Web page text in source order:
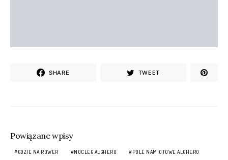
SHARE TWEET
Powiązane wpisy
GDZIE NA ROWER NOCLEG ALGHERO POLE NAMIOTOWE ALGHERO